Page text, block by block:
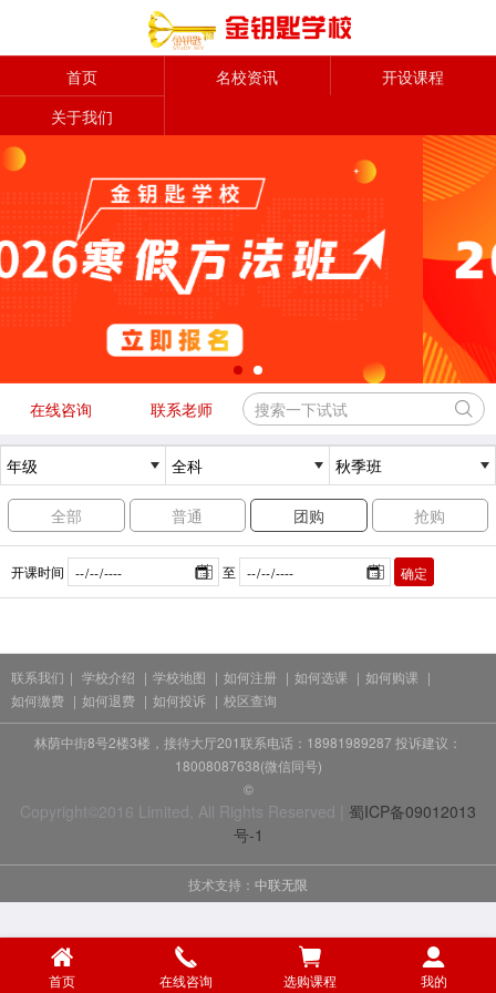
首页 在线咨询 选购课程 我的
首页 名校资讯
开设课程
关于我们
在线咨询 联系老师
全部 普通 团购 抢购
开课时间 至 确定
联系我们 | 学校介绍 | 学校地图 | 如何注册 | 如何选课 | 如何购课 |
如何缴费 | 如何退费 | 如何投诉 | 校区查询
林荫中街8号2楼3楼，接待大厅201联系电话：18981989287 投诉建议：
18008087638(微信同号)
©
Copyright©2016 Limited, All Rights Reserved | 蜀ICP备09012013
号-1
技术支持： 中联无限